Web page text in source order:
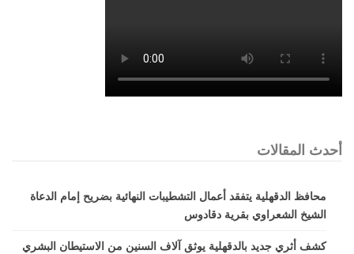
أحدث المقالات
محافظ الدقهلية يتفقد أعمال التشطيبات النهائية بضريح إمام الدعاة
الشيخ الشعراوي بقرية دقادوس
كشف أثري جديد بالدقهلية يوثق آلاف السنين من الاستيطان البشري